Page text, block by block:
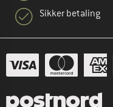
Sikker betaling